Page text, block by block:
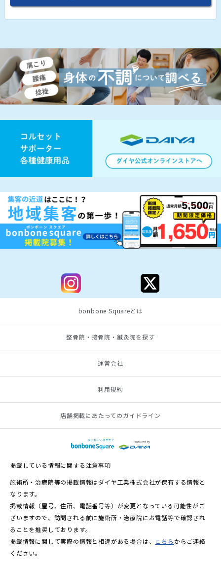
bonbone Squareとは
整骨院・接骨院・鍼灸院を探す
運営会社
利用規約
店舗掲載にあたってのガイドライン
掲載している情報に関する注意事項
施術所・治療院等の掲載情報はダイヤ工業株式会社が保有する情報と
なります。
掲載情報（屋号、住所、電話番号等）が変更となっている可能性がご
ざいますので、訪問される前に施術所・治療院にお電話等で確認され
ることを推奨しております。
掲載情報に関して実際の情報と相違がある場合は、 こちら からご連絡
ください。